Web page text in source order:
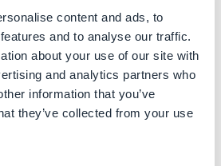
content and ads, to
and to analyse our traffic.
about your use of our site with
and analytics partners who
information that you’ve
they’ve collected from your use
infinite
con le